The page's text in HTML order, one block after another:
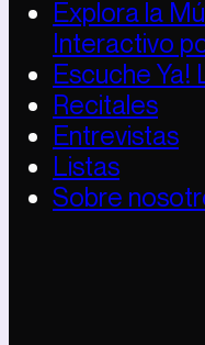
Explora la
Interactivo
Escuche Ya!
Recitales
Entrevistas
Listas
Sobre